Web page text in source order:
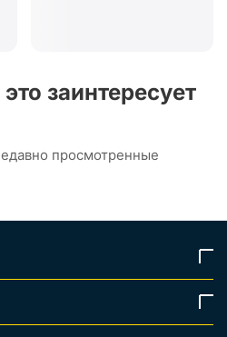
заинтересует
просмотренные